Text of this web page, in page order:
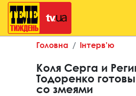
Головна Інтерв'ю
Коля Серга и
Тодоренко
со змеями